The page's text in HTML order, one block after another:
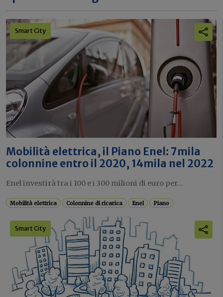
Smart City
Mobilità elettrica, il Piano Enel: 7mila
colonnine entro il 2020, 14mila nel 2022
Enel investirà tra i 100 e i 300 milioni di euro per...
Mobilità elettrica Colonnine di ricarica Enel Piano
Smart City